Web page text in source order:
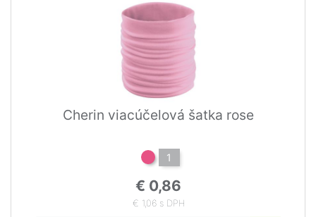
Cherin viacúčelová šatka rose
1
€ 0,86
€ 1,06 s DPH